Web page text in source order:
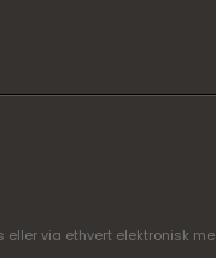
via ethvert elektronisk